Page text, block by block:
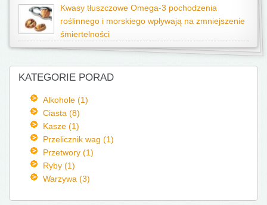
Kwasy tłuszczowe Omega-3 pochodzenia
roślinnego i morskiego wpływają na zmniejszenie
śmiertelności
KATEGORIE PORAD
Alkohole (1)
Ciasta (8)
Kasze (1)
Przelicznik wag (1)
Przetwory (1)
Ryby (1)
Warzywa (3)